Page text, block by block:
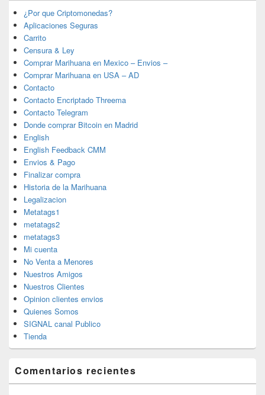
¿Por que Criptomonedas?
Aplicaciones Seguras
Carrito
Censura & Ley
Comprar Marihuana en Mexico – Envios –
Comprar Marihuana en USA – AD
Contacto
Contacto Encriptado Threema
Contacto Telegram
Donde comprar Bitcoin en Madrid
English
English Feedback CMM
Envios & Pago
Finalizar compra
Historia de la Marihuana
Legalizacion
Metatags1
metatags2
metatags3
Mi cuenta
No Venta a Menores
Nuestros Amigos
Nuestros Clientes
Opinion clientes envios
Quienes Somos
SIGNAL canal Publico
Tienda
Comentarios recientes